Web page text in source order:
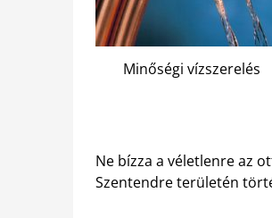
Minőségi vízszerelés
Ne bízza a véletlenre az
Szentendre területén